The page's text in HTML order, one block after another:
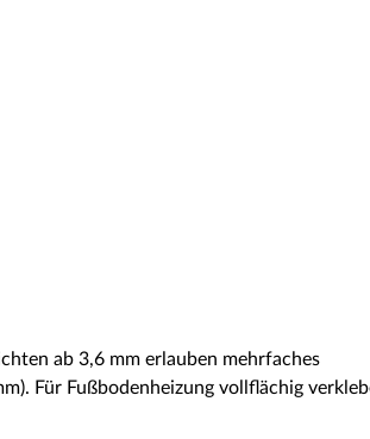
ab 3,6 mm erlauben mehrfaches
Für Fußbodenheizung vollflächig